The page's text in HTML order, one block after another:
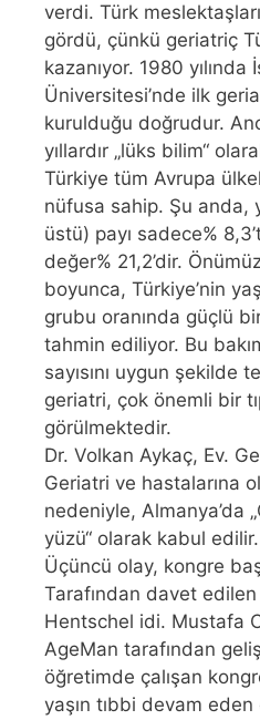
verdi. Türk
gördü, çünkü geriatriç
kazanıyor. 1980 yılında
Üniversitesi’nde ilk
kurulduğu doğrudur.
yıllardır „lüks bilim“
Türkiye tüm Avrupa
nüfusa sahip. Şu anda,
üstü) payı sadece%
değer% 21,2’dir.
boyunca, Türkiye’nin
grubu oranında güçlü
tahmin ediliyor. Bu
sayısını uygun şekilde
geriatri, çok önemli bir
görülmektedir.
Dr. Volkan Aykaç, Ev.
Geriatri ve hastalarına
nedeniyle, Almanya’da
yüzü“ olarak kabul edilir.
Üçüncü olay, kongre
Tarafından davet
Hentschel idi. Mustafa
AgeMan tarafından
öğretimde çalışan
yaşın tıbbi devam